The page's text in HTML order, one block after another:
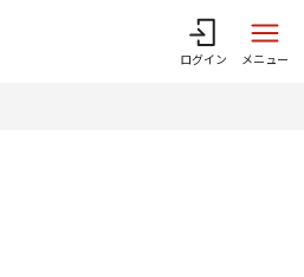
ログイン メニュー